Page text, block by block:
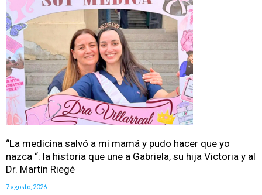
“La medicina salvó a mi mamá y pudo hacer que yo
nazca “: la historia que une a Gabriela, su hija Victoria y al
Dr. Martín Riegé
7 agosto, 2026